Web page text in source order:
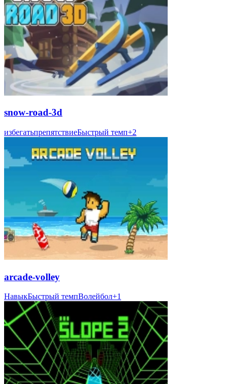
snow-road-3d
избегатьпрепятствиеБыстрый темп+2
arcade-volley
НавыкБыстрый темпВолейбол+1